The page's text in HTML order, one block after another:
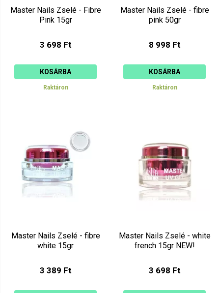
Master Nails Zselé - Fibre
Pink 15gr
3 698 Ft
KOSÁRBA
Raktáron
Master Nails Zselé - fibre
pink 50gr
8 998 Ft
KOSÁRBA
Raktáron
Master Nails Zselé - fibre
white 15gr
3 389 Ft
Master Nails Zselé - white
french 15gr NEW!
3 698 Ft